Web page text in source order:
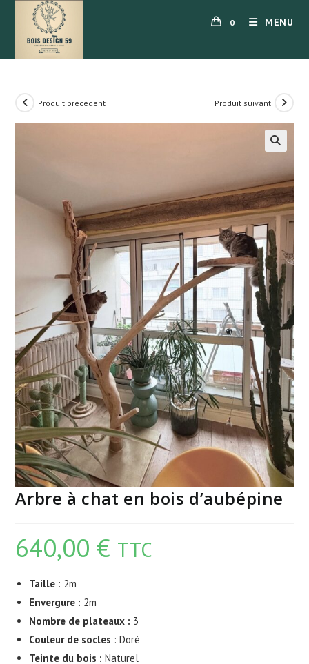
content
0 MENU
Produit précédent Produit suivant
Arbre à chat en bois d’aubépine
640,00€ TTC
Taille : 2m
Envergure : 2m
Nombre de plateaux : 3
Couleur de socles : Doré
Teinte du bois : Naturel